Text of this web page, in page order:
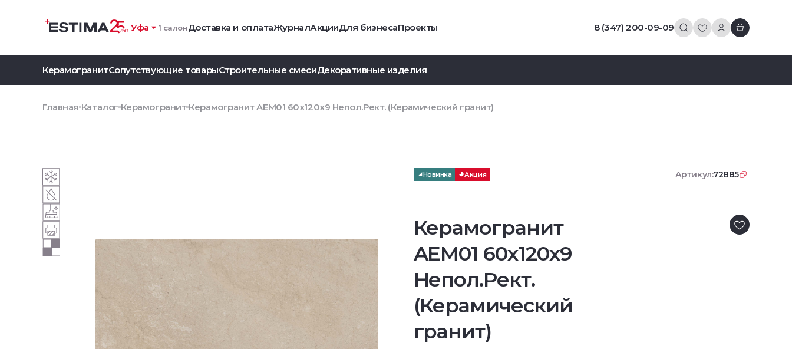
Уфа 1 салонДоставка и оплатаЖурналАкцииДля бизнесаПроекты 8 (347) 200-09-09
КерамогранитСопутствующие товарыСтроительные смесиДекоративные изделия
Главная Каталог Керамогранит Керамогранит AEM01 60x120x9 Непол.Рект. (Керамический гранит)
Новинка Акция Артикул:72885
Керамогранит
AEM01 60x120x9
Непол.Рект.
(Керамический
гранит)